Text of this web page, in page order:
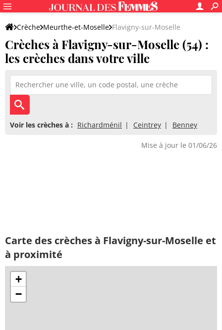
Crèche Meurthe-et-Moselle Flavigny-sur-Moselle
Crèches à Flavigny-sur-Moselle (54) :
les crèches dans votre ville
Voir les crèches à : Richardménil Ceintrey Benney
Mise à jour le 01/06/26
Carte des crèches à Flavigny-sur-Moselle et
à proximité
+
−